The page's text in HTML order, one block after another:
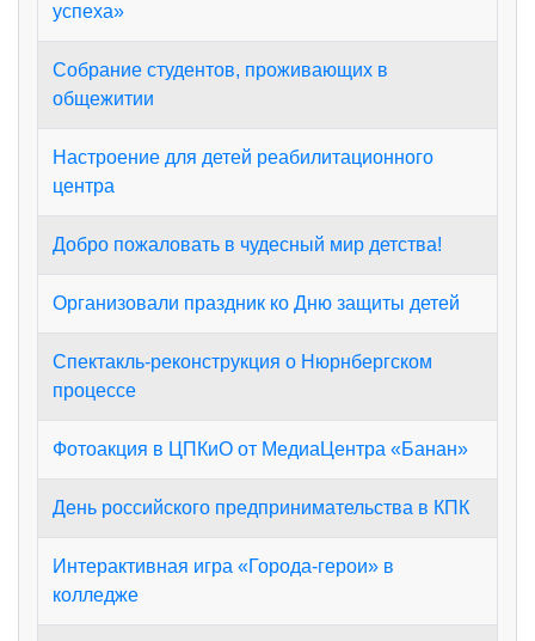
успеха»
Собрание студентов, проживающих в
общежитии
Настроение для детей реабилитационного
центра
Добро пожаловать в чудесный мир детства!
Организовали праздник ко Дню защиты детей
Спектакль-реконструкция о Нюрнбергском
процессе
Фотоакция в ЦПКиО от МедиаЦентра «Банан»
День российского предпринимательства в КПК
Интерактивная игра «Города‑герои» в
колледже